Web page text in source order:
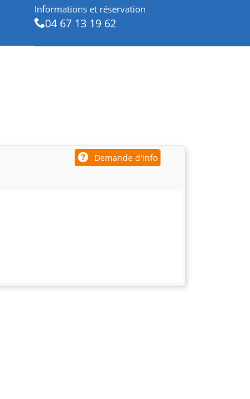
Informations et réservation
04 67 13 19 62
Demande d'info